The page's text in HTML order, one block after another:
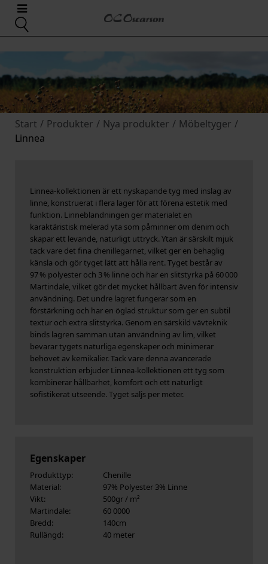
Start / Produkter / Nya produkter / Möbeltyger /
Linnea
Linnea-kollektionen är ett nyskapande tyg med inslag av
linne, konstruerat i flera lager för att förena estetik med
funktion. Linneblandningen ger materialet en
karaktäristisk melerad yta som påminner om denim och
skapar ett levande, naturligt uttryck. Ytan är särskilt mjuk
tack vare det fina chenillegarnet, vilket ger en behaglig
känsla och gör tyget lätt att hålla rent. Tyget består av
97 % polyester och 3 % linne och har en slitstyrka på 60 000
Martindale, vilket gör det mycket hållbart även för intensiv
användning. Det undre lagret fungerar som en
förstärkning och har en öglad struktur som ger en subtil
textur och extra slitstyrka. Genom en särskild vävteknik
binds lagren samman utan användning av lim, vilket
bevarar tygets naturliga egenskaper och minimerar
behovet av kemikalier. Tack vare denna avancerade
konstruktion erbjuder Linnea-kollektionen ett tyg som
kombinerar hållbarhet, komfort och ett naturligt
sofistikerat utseende. Tyget säljs per meter.
Egenskaper
Produkttyp:
Chenille
Material:
97% Polyester 3% Linne
Vikt:
500gr / m²
Martindale:
60 0000
Bredd:
140cm
Rullängd:
40 meter